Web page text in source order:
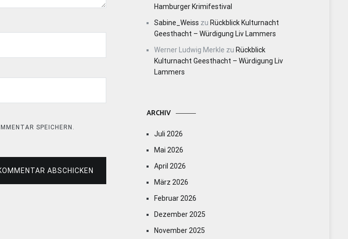
SPEICHERN.
ABSCHICKEN
Hamburger Krimifestival
Sabine_Weiss zu Rückblick Kulturnacht
Geesthacht – Würdigung Liv Lammers
Werner Ludwig Merkle zu Rückblick
Kulturnacht Geesthacht – Würdigung Liv
Lammers
ARCHIV
Juli 2026
Mai 2026
April 2026
März 2026
Februar 2026
Dezember 2025
November 2025